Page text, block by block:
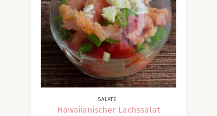
SALATE
Hawaiianischer Lachssalat